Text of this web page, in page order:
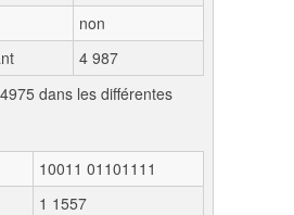
non
4 987
dans les différentes
10011 01101111
1 1557